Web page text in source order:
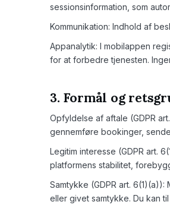
sessionsinformation, som
Kommunikation: Indhold af
Appanalytik: I mobilappen
for at forbedre tjenesten.
3. Formål og
Opfyldelse af aftale (GDPR
gennemføre bookinger,
Legitim interesse (GDPR art.
platformens stabilitet,
Samtykke (GDPR art.
eller givet samtykke. Du kan